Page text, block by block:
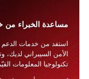
مساعدة الخبراء من
استفد من خدمات الدعم
الأمن السيبراني لديك،
تكنولوجيا المعلومات